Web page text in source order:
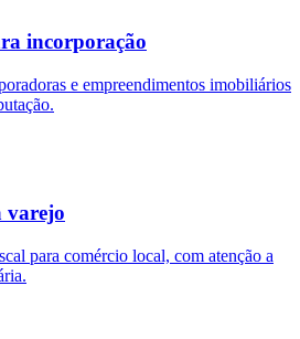
incorporação
e empreendimentos imobiliários
varejo
para comércio local, com atenção a